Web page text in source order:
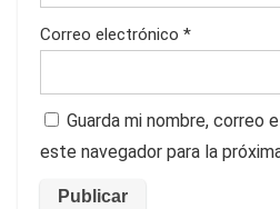
Correo electrónico *
Guarda mi nombre, correo
este navegador para la